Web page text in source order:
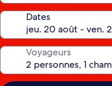
Dates
Voyageurs